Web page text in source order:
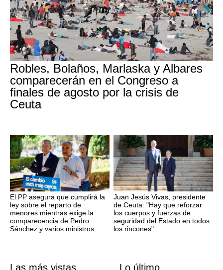
Robles, Bolaños, Marlaska y Albares
comparecerán en el Congreso a
finales de agosto por la crisis de
Ceuta
El PP asegura que cumplirá la
ley sobre el reparto de
menores mientras exige la
comparecencia de Pedro
Sánchez y varios ministros
Juan Jesús Vivas, presidente
de Ceuta: "Hay que reforzar
los cuerpos y fuerzas de
seguridad del Estado en todos
los rincones"
Las más vistas Lo último